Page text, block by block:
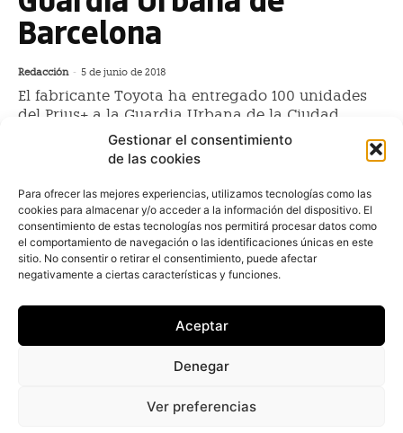
Gestionar el consentimiento
de las cookies
Para ofrecer las mejores experiencias, utilizamos tecnologías como las
cookies para almacenar y/o acceder a la información del dispositivo. El
consentimiento de estas tecnologías nos permitirá procesar datos como
el comportamiento de navegación o las identificaciones únicas en este
sitio. No consentir o retirar el consentimiento, puede afectar
negativamente a ciertas características y funciones.
Aceptar
Denegar
Ver preferencias
Barcelona
Redacción - 5 de junio de 2018
El fabricante Toyota ha entregado 100 unidades
del Prius+ a la Guardia Urbana de la Ciudad
Condal y renovar así su flota de coches patrulla. A
finales de 2018, se sumarán otras 45 unidades. El
BMW Motorrad y Alphabet
entregan una flota sostenible a la
Guardia Urbana de Barcelona
Redacción - 28 de julio de 2017
BMW Motorrad y Alphabet han entregado 30 C
Evolution en renting a la Guardia Urbana de
Barcelona. La flota sostenible que consiste en 30